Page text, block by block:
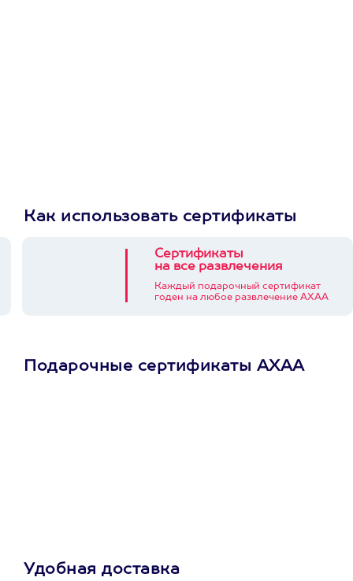
Как использовать сертификаты
Сертификаты
на все развлечения
Каждый подарочный сертификат
годен на любое развлечение АХАА
Подарочные сертификаты АХАА
Удобная доставка